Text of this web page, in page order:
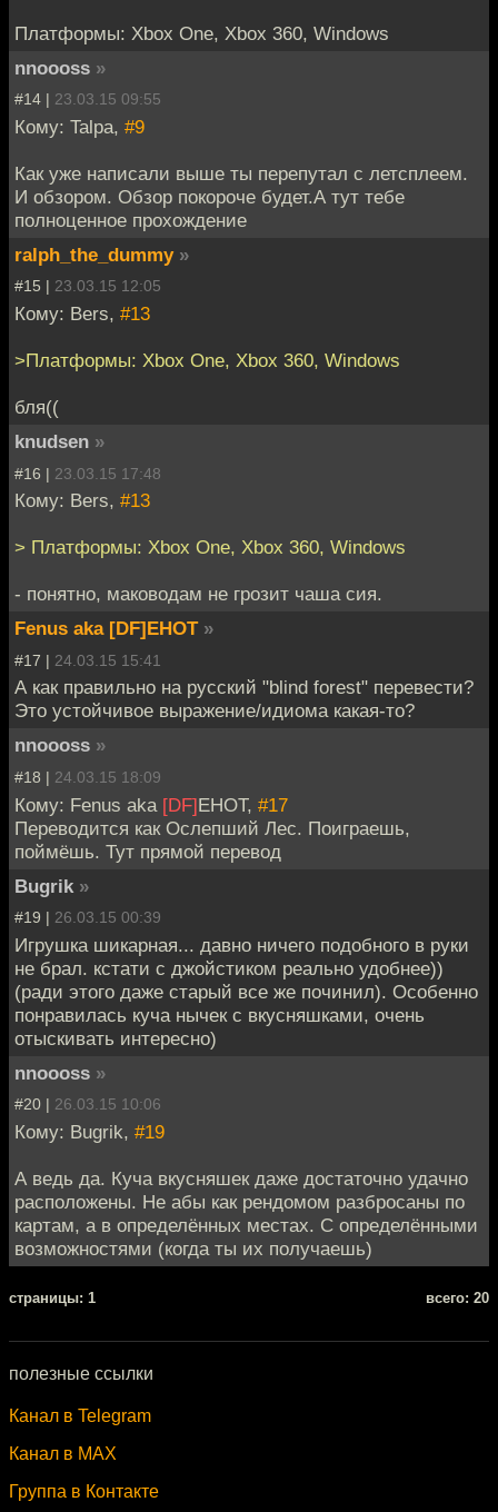
Платформы: Xbox One, Xbox 360, Windows
nnoooss »
#14 | 23.03.15 09:55
Кому: Talpa, #9
Как уже написали выше ты перепутал с летсплеем.
И обзором. Обзор покороче будет.А тут тебе
полноценное прохождение
ralph_the_dummy »
#15 | 23.03.15 12:05
Кому: Bers, #13
>Платформы: Xbox One, Xbox 360, Windows
бля((
knudsen »
#16 | 23.03.15 17:48
Кому: Bers, #13
> Платформы: Xbox One, Xbox 360, Windows
- понятно, маководам не грозит чаша сия.
Fenus aka [DF]EHOT »
#17 | 24.03.15 15:41
А как правильно на русский "blind forest" перевести?
Это устойчивое выражение/идиома какая-то?
nnoooss »
#18 | 24.03.15 18:09
Кому: Fenus aka [DF]EHOT, #17
Переводится как Ослепший Лес. Поиграешь,
поймёшь. Тут прямой перевод
Bugrik »
#19 | 26.03.15 00:39
Игрушка шикарная... давно ничего подобного в руки
не брал. кстати с джойстиком реально удобнее))
(ради этого даже старый все же починил). Особенно
понравилась куча нычек с вкусняшками, очень
отыскивать интересно)
nnoooss »
#20 | 26.03.15 10:06
Кому: Bugrik, #19
А ведь да. Куча вкусняшек даже достаточно удачно
расположены. Не абы как рендомом разбросаны по
картам, а в определённых местах. С определёнными
возможностями (когда ты их получаешь)
cтраницы: 1 всего: 20
полезные ссылки
Канал в Telegram
Канал в MAX
Группа в Контакте